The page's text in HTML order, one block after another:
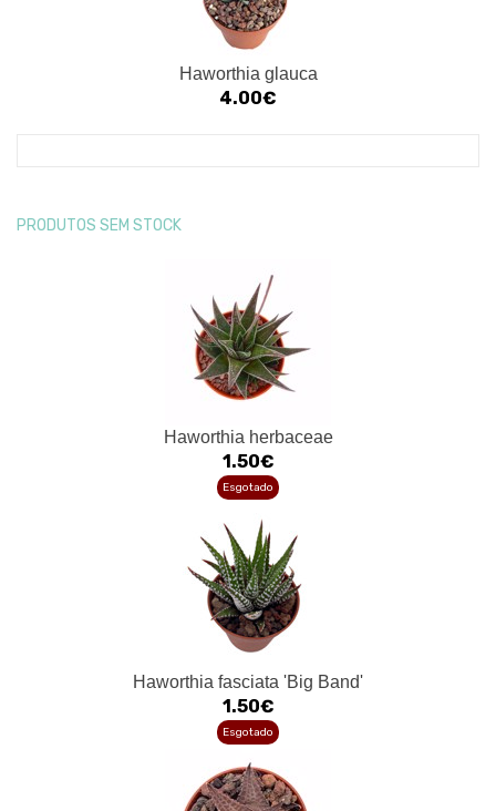
Haworthia glauca
4.00€
PRODUTOS SEM STOCK
Haworthia herbaceae
1.50€
Esgotado
Haworthia fasciata 'Big Band'
1.50€
Esgotado